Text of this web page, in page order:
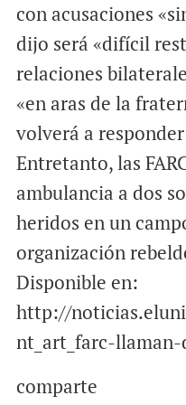
con acusaciones
dijo será «difícil
relaciones
«en aras de la
volverá a
Entretanto, las
ambulancia a dos
heridos en un
organización
Disponible en:
http://
nt_art_farc-
comparte